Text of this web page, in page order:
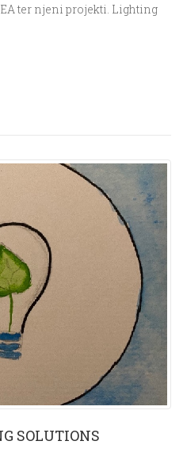
ter njeni projekti. Lighting
SOLUTIONS